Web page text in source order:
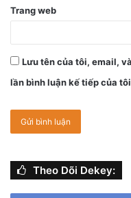
Trang web
Lưu tên của tôi, email,
lần bình luận kế tiếp của
Theo Dõi Dekey: